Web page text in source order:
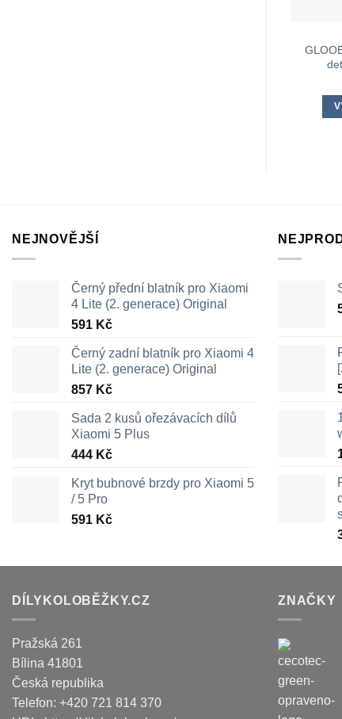
NEJNOVĚJŠÍ
Černý přední blatník pro Xiaomi
4 Lite (2. generace) Original
591 Kč
Černý zadní blatník pro Xiaomi 4
Lite (2. generace) Original
857 Kč
Sada 2 kusů ořezávacích dílů
Xiaomi 5 Plus
444 Kč
Kryt bubnové brzdy pro Xiaomi 5
/ 5 Pro
591 Kč
DÍLYKOLOBĚŽKY.CZ
Pražská 261
Bílina 41801
Česká republika
Telefon: +420 721 814 370
ZNAČKY